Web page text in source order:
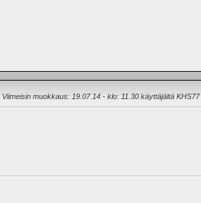
Viimeisin muokkaus: 19.07.14 - klo: 11.30 käyttäjältä KHS77